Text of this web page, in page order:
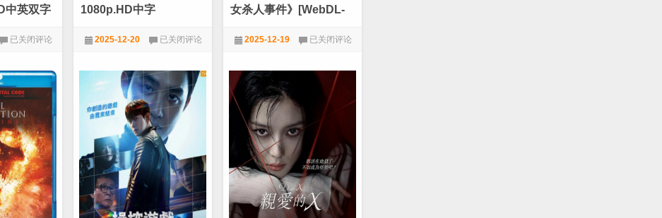
中英双字
爱
喜
剧
《永
恒
站》
1080p.HD
中
英
双
字
已关闭评论
1080p.HD中字
2025-12-20
动
《巨
洪》
1080p.HD
中
字
已关闭评论
女杀人事件》[WebDL-
[2160P][中国2025高分
2025-12-19
剧
悬
《花
杀
人
事
件》
[WebDL-
MKV/2.26GB]
[国
已关闭评论